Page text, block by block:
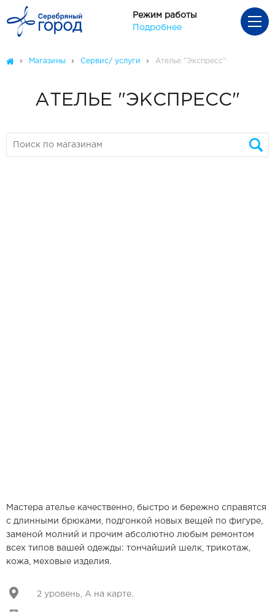
Режим работы
Подробнее
Магазины Сервис/ услуги Ателье "Экспресс"
АТЕЛЬЕ "ЭКСПРЕСС"
Мастера ателье качественно, быстро и бережно справятся
с длинными брюками, подгонкой новых вещей по фигуре,
заменой молний и прочим абсолютно любым ремонтом
всех типов вашей одежды: тончайший шелк, трикотаж,
кожа, меховые изделия.
2 уровень, А на карте.